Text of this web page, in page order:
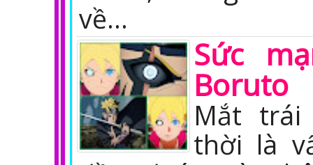
về…
Sức
Boruto
Mắt
thời là